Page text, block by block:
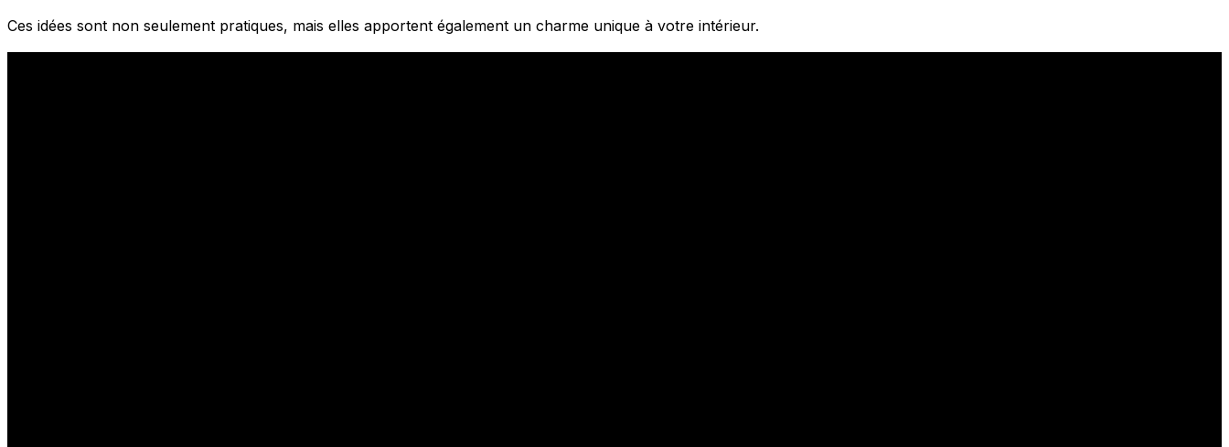
Ces idées sont non seulement pratiques, mais elles apportent également un charme unique à votre intérieur.